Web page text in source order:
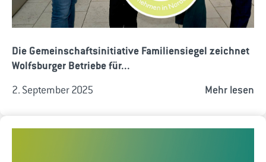
Die Gemeinschaftsinitiative Familiensiegel zeichnet
Wolfsburger Betriebe für...
2. September 2025 Mehr lesen